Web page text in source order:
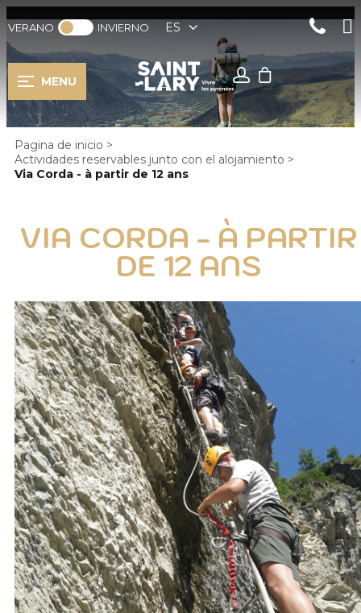
VERANO INVIERNO ES
MENU
Pagina de inicio >
Actividades reservables junto con el alojamiento >
Via Corda - à partir de 12 ans
VIA CORDA - À PARTIR
DE 12 ANS